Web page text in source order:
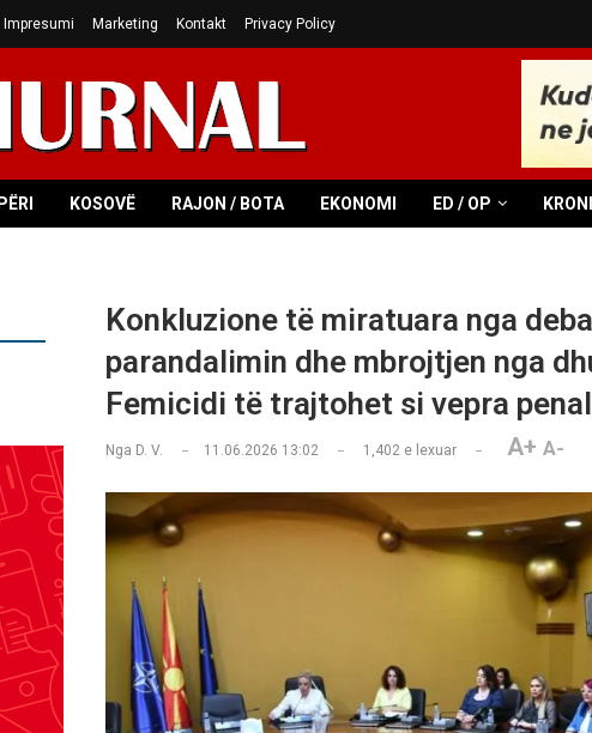
Impresumi Marketing Kontakt Privacy Policy
KOSOVË RAJON / BOTA EKONOMI ED / OP
Konkluzione të miratuara nga
parandalimin dhe mbrojtjen nga
Femicidi të trajtohet si vepra
Nga D. V. 11.06.2026 13:02 1,402e lexuar A+ A-